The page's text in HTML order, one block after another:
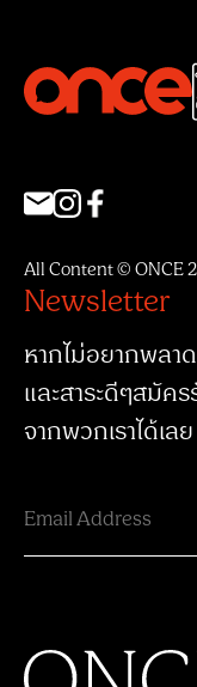
All Content © ONCE
Newsletter
หากไม่อยากพลา
และสาระดีๆสมัคร
จากพวกเราได้เลย